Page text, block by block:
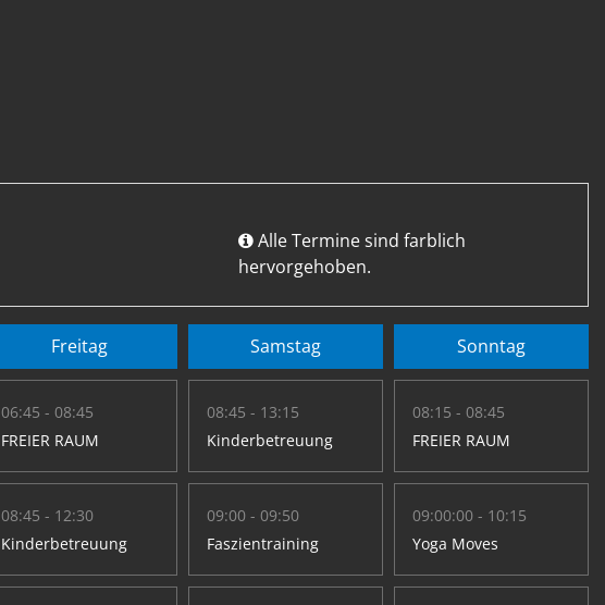
Alle Termine sind farblich
hervorgehoben.
Freitag
06:45 - 08:45
FREIER RAUM
08:45 - 12:30
Kinderbetreuung
Samstag
08:45 - 13:15
Kinderbetreuung
09:00 - 09:50
Faszientraining
Sonntag
08:15 - 08:45
FREIER RAUM
09:00:00 - 10:15
Yoga Moves